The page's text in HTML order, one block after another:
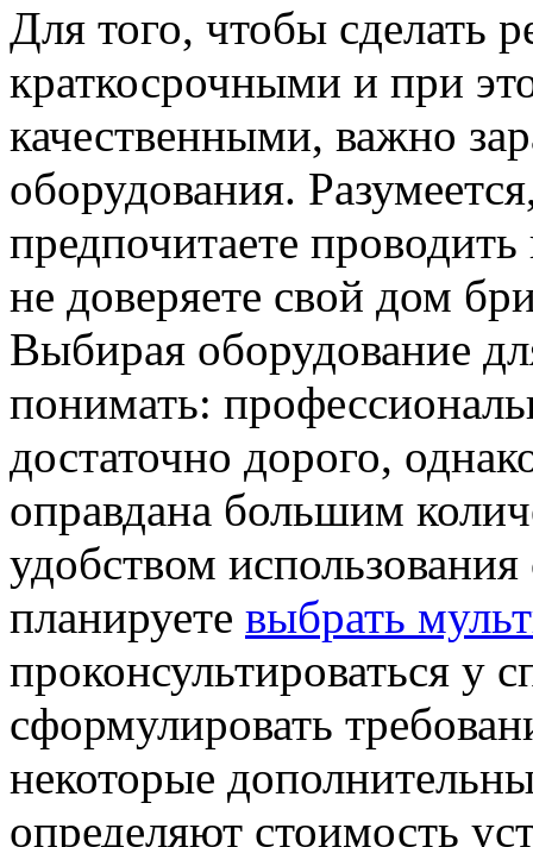
Для того, чтобы сделать
краткосрочными и при
качественными, важно
оборудования.
предпочитаете
не доверяете свой дом
Выбирая оборудование
понимать:
достаточно дорого,
оправдана большим
удобством
планируете выбрать
проконсультироваться у
сформулировать
некоторые
определяют стоимость